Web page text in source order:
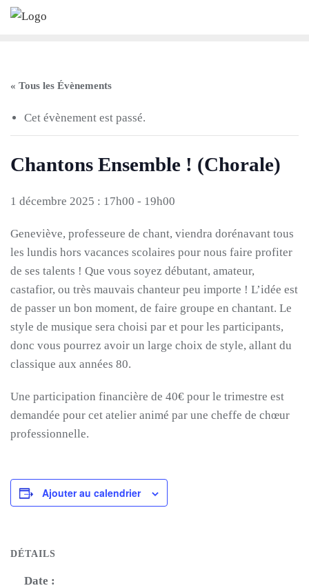
Skip
« Tous les Évènements
Cet évènement est passé.
Chantons Ensemble ! (Chorale)
1 décembre 2025 : 17h00 - 19h00
Geneviève, professeure de chant, viendra dorénavant tous
les lundis hors vacances scolaires pour nous faire profiter
de ses talents ! Que vous soyez débutant, amateur,
castafior, ou très mauvais chanteur peu importe ! L’idée est
de passer un bon moment, de faire groupe en chantant. Le
style de musique sera choisi par et pour les participants,
donc vous pourrez avoir un large choix de style, allant du
classique aux années 80.
Une participation financière de 40€ pour le trimestre est
demandée pour cet atelier animé par une cheffe de chœur
professionnelle.
Ajouter au calendrier
DÉTAILS
Date :